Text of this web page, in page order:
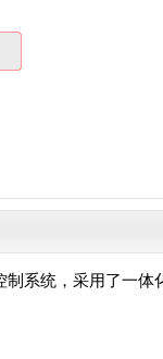
系统，采用了一